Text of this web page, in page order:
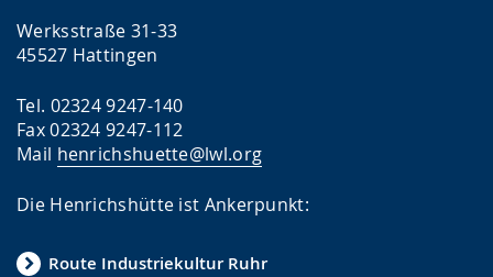
Werksstraße 31-33
45527 Hattingen
Tel. 02324 9247-140
Fax 02324 9247-112
Mail henrichshuette@lwl.org
Die Henrichshütte ist Ankerpunkt:
Route Industriekultur Ruhr